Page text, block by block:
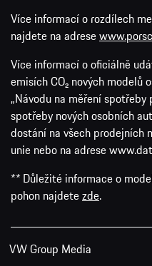
Více informací o rozdílech
najdete na adrese
Více informací o oficiálně
emisích CO₂ nových modelů
„Návodu na měření
spotřeby nových osobních
dostání na všech prodejních
unie nebo na adrese
** Důležité informace o
pohon najdetezde.
VW Group Media